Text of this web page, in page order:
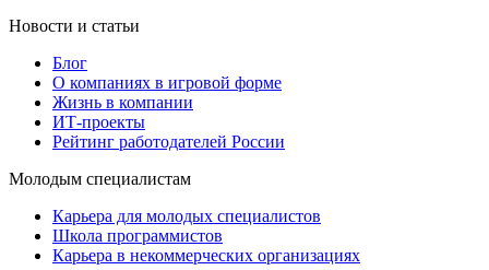
Новости и статьи
Блог
О компаниях в игровой форме
Жизнь в компании
ИТ-проекты
Рейтинг работодателей России
Молодым специалистам
Карьера для молодых специалистов
Школа программистов
Карьера в некоммерческих организациях